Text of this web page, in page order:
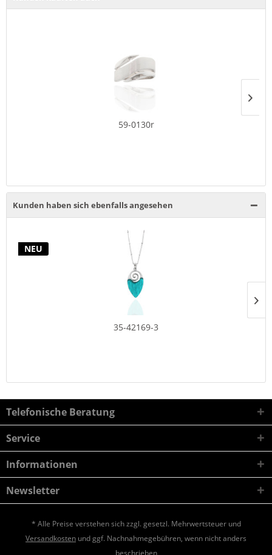
59-0130r
Kunden haben sich ebenfalls angesehen
NEU
35-42169-3
Telefonische Beratung
Service
Informationen
Newsletter
* Alle Preise verstehen sich zzgl. gesetzl. Mehrwertsteuer und
Versandkosten und ggf. Nachnahmegebühren, wenn nicht anders